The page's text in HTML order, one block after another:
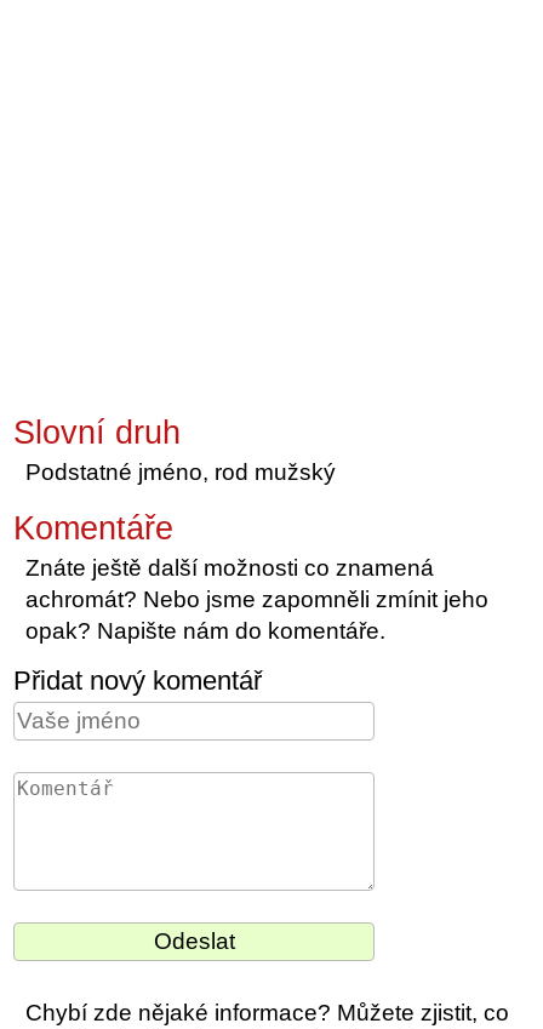
Slovní druh
Podstatné jméno, rod mužský
Komentáře
Znáte ještě další možnosti co znamená
achromát? Nebo jsme zapomněli zmínit jeho
opak? Napište nám do komentáře.
Přidat nový komentář
Chybí zde nějaké informace? Můžete zjistit, co